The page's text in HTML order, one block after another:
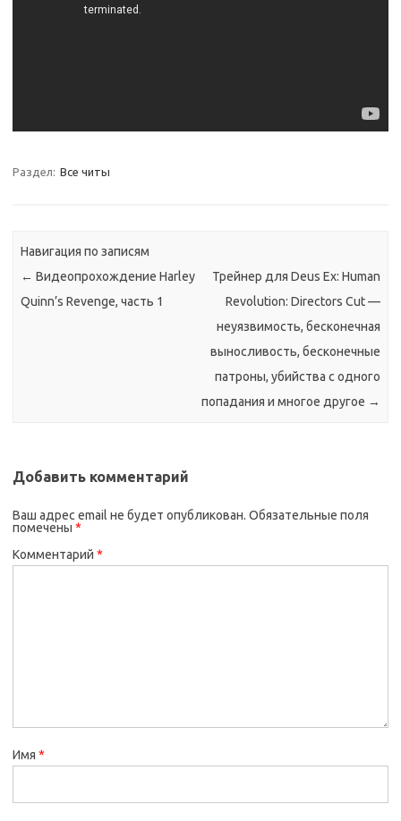
Раздел: Все читы
Навигация по записям
← Видеопрохождение Harley
Quinn’s Revenge, часть 1
Трейнер для Deus Ex: Human
Revolution: Directors Cut —
неуязвимость, бесконечная
выносливость, бесконечные
патроны, убийства с одного
попадания и многое другое →
Добавить комментарий
Ваш адрес email не будет опубликован. Обязательные поля
помечены *
Комментарий *
Имя *